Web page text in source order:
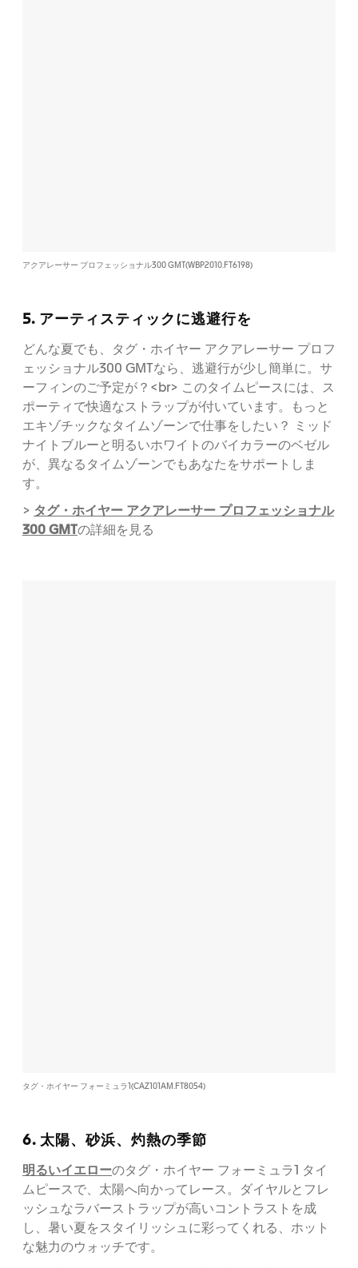
アクアレーサー プロフェッショナル300 GMT​(WBP2010.FT6198)
5. アーティスティックに逃避行を
どんな夏でも、タグ・ホイヤー アクアレーサー プロフ
ェッショナル300 GMTなら、逃避行が少し簡単に。サ
ーフィンのご予定が？<br> このタイムピースには、ス
ポーティで快適なストラップが付いています。もっと
エキゾチックなタイムゾーンで仕事をしたい？ ミッド
ナイトブルーと明るいホワイトのバイカラーのベゼル
が、異なるタイムゾーンでもあなたをサポートしま
す。
> タグ・ホイヤー アクアレーサー プロフェッショナル
300 GMT の詳細を見る
タグ・ホイヤー フォーミュラ1(CAZ101AM.FT8054)
6. 太陽、砂浜、灼熱の季節
明るいイエローのタグ・ホイヤー フォーミュラ1 タイ
ムピースで、太陽へ向かってレース。ダイヤルとフレ
ッシュなラバーストラップが高いコントラストを成
し、暑い夏をスタイリッシュに彩ってくれる、ホット
な魅力のウォッチです。